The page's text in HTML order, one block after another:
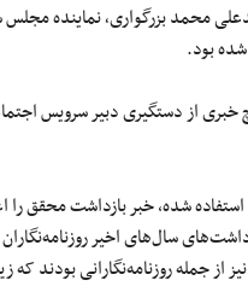
بود.
از دستگیری دبیر سرویس
شده، خبر بازداشت محقق را
سال‌های اخیر
از جمله روزنامه‌نگارانی بودند که